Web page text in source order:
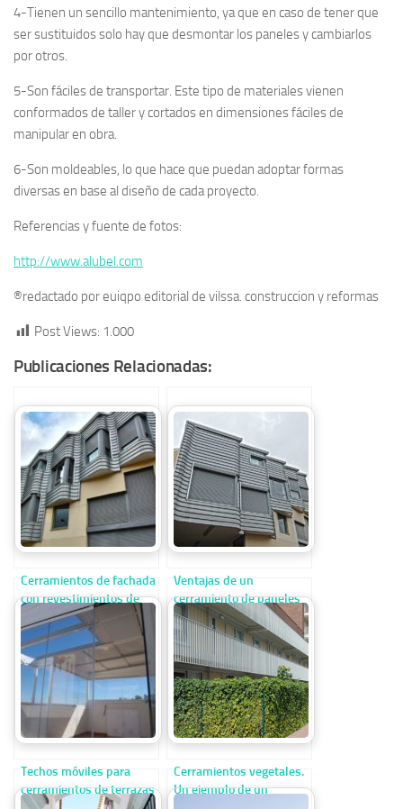
4-Tienen un sencillo mantenimiento, ya que en caso de tener que
ser sustituidos solo hay que desmontar los paneles y cambiarlos
por otros.
5-Son fáciles de transportar. Este tipo de materiales vienen
conformados de taller y cortados en dimensiones fáciles de
manipular en obra.
6-Son moldeables, lo que hace que puedan adoptar formas
diversas en base al diseño de cada proyecto.
Referencias y fuente de fotos:
http://www.alubel.com
®redactado por euiqpo editorial de vilssa. construccion y reformas
Post Views: 1.000
Publicaciones Relacionadas:
Cerramientos de fachada
con revestimientos de
chapa
Ventajas de un
cerramiento de paneles
de chapa. Un ejemplo
práctico
Techos móviles para
cerramientos de terrazas
Cerramientos vegetales.
Un ejemplo de un